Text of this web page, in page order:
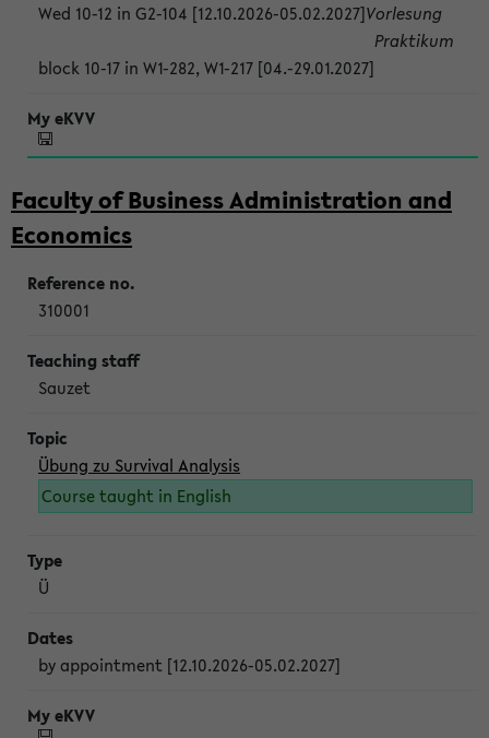
Wed 10-12 in G2-104 [12.10.2026-05.02.2027]Vorlesung
block 10-17 in W1-282, W1-217 [04.-29.01.2027]
Praktikum
Faculty of Business Administration and
Economics
310001
Sauzet
Übung zu Survival Analysis
Course taught in English
Ü
by appointment [12.10.2026-05.02.2027]